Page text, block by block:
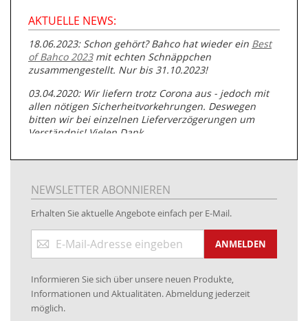
AKTUELLE NEWS:
18.06.2023: Schon gehört? Bahco hat wieder ein Best
of Bahco 2023mit echten Schnäppchen
zusammengestellt. Nur bis 31.10.2023!
03.04.2020: Wir liefern trotz Corona aus - jedoch mit
allen nötigen Sicherheitvorkehrungen. Deswegen
bitten wir bei einzelnen Lieferverzögerungen um
Verständnis! Vielen Dank.
05.07.2019: Neuester Zugang zu unserer
Rohrbearbeitung
01.06.2019: Individuell
bedruckte Kabeltrommeln
www.kabeltrommeln-versand.de/Kabelbedruckung
04.11.2018: Überarbeitung der Corporate Identity (CI)
16.01.2017:JETZT NEU- Visa & MasterCard (inkl.
Maestro)
NEWSLETTER ABONNIEREN
Erhalten Sie aktuelle Angebote einfach per E-Mail.
zum
ANMELDEN
Informieren Sie sich über unsere neuen Produkte,
Informationen und Aktualitäten. Abmeldung jederzeit
möglich.